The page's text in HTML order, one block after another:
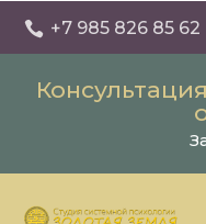
 +7 985 826 85 62